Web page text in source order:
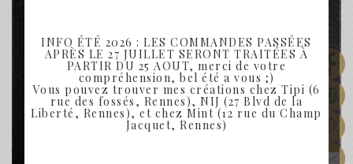
INFO ÉTÉ 2026 : LES COMMANDES PASSÉES
APRÈS LE 27 JUILLET SERONT TRAITÉES À
PARTIR DU 25 AOUT, merci de votre
compréhension, bel été a vous ;)
Vous pouvez trouver mes créations chez Tipi (6
rue des fossés, Rennes), NIJ (27 Blvd de la
Liberté, Rennes), et chez Mint (12 rue du Champ
Jacquet, Rennes)